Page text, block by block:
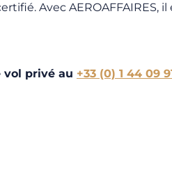
Avec
vol privé au +33 (0) 1 44 09